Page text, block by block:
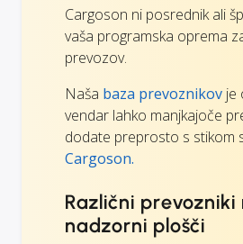
Cargoson ni posrednik ali
vaša programska oprema
prevozov.
Naša baza prevoznikov je
vendar lahko manjkajoče
dodate preprosto s stikom
Cargoson.
Različni prevozniki
nadzorni plošči